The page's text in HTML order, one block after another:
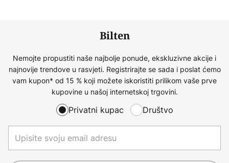
Bilten
Nemojte propustiti naše najbolje ponude, ekskluzivne akcije i
najnovije trendove u rasvjeti. Registrirajte se sada i poslat ćemo
vam kupon* od 15 % koji možete iskoristiti prilikom vaše prve
kupovine u našoj internetskoj trgovini.
Privatni kupac Društvo